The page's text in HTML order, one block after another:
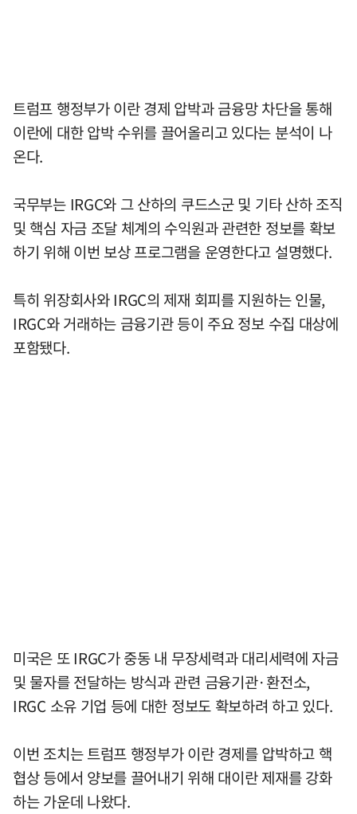
트럼프 행정부가 이란 경제 압박과 금융망 차단을 통해
이란에 대한 압박 수위를 끌어올리고 있다는 분석이 나
온다.
국무부는 IRGC와 그 산하의 쿠드스군 및 기타 산하 조직
및 핵심 자금 조달 체계의 수익원과 관련한 정보를 확보
하기 위해 이번 보상 프로그램을 운영한다고 설명했다.
특히 위장회사와 IRGC의 제재 회피를 지원하는 인물,
IRGC와 거래하는 금융기관 등이 주요 정보 수집 대상에
포함됐다.
미국은 또 IRGC가 중동 내 무장세력과 대리세력에 자금
및 물자를 전달하는 방식과 관련 금융기관·환전소,
IRGC 소유 기업 등에 대한 정보도 확보하려 하고 있다.
이번 조치는 트럼프 행정부가 이란 경제를 압박하고 핵
협상 등에서 양보를 끌어내기 위해 대이란 제재를 강화
하는 가운데 나왔다.